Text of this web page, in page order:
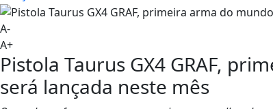
A-
A+
Pistola Taurus GX4 GRAF,
será lançada neste mês